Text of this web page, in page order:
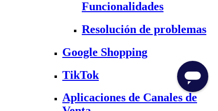
Funcionalidades
Resolución de problemas
Google Shopping
TikTok
Aplicaciones de Canales de